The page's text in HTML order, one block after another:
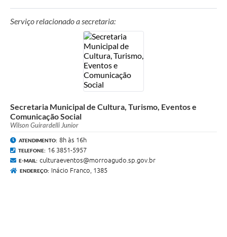
Serviço relacionado a secretaria:
Secretaria Municipal de Cultura, Turismo, Eventos e
Comunicação Social
Wilson Guirardelli Junior
ATENDIMENTO: 8h às 16h
TELEFONE: 16 3851-5957
E-MAIL: culturaeventos@morroagudo.sp.gov.br
ENDEREÇO: Inácio Franco, 1385